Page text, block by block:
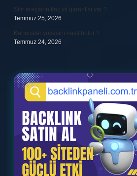
Sıfır araçların kaç yıl garantisi var ?
Temmuz 25, 2026
Karıncalar yuvasını nasıl bulur ?
Temmuz 24, 2026